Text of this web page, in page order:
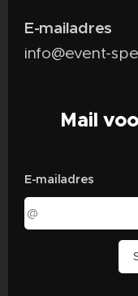
E-mailadres
info@event-
Mail
E-mailadres